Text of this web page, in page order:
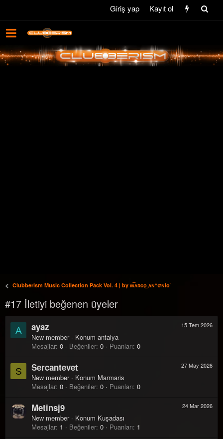
Giriş yap Kayıt ol
Clubberism Music Collection Pack Vol. 4 | by ʍ͝ʌʀco͜ ʌɴϯσɴio ҇
#17 İletiyi beğenen üyeler
A
15 Tem 2026
ayaz
New member · Konum antalya
Mesajlar 0 Beğeniler 0 Puanları 0
S
27 May 2026
Sercantevet
New member · Konum Marmaris
Mesajlar 0 Beğeniler 0 Puanları 0
24 Mar 2026
Metinsj9
New member · Konum Kuşadası
Mesajlar 1 Beğeniler 0 Puanları 1